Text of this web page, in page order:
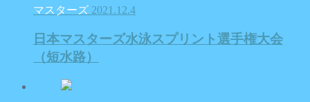
マスターズ 2021.12.4
日本マスターズ水泳スプリント選手権大会
（短水路）